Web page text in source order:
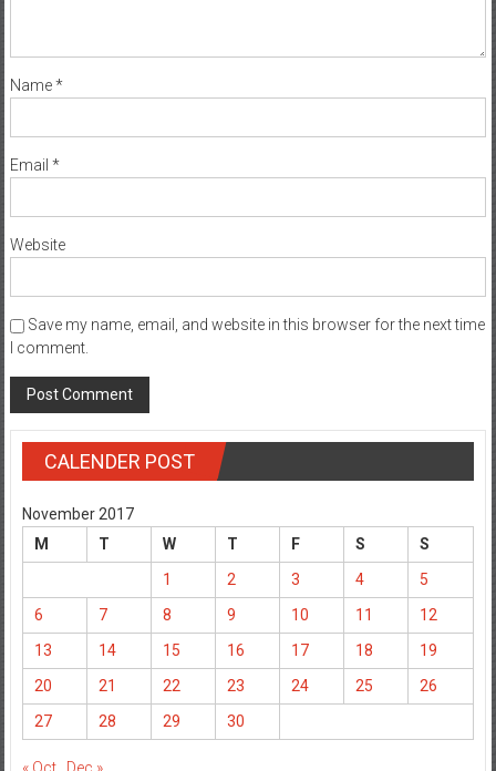
Name*
Email *
Website
Save my name, email, and website in this browser for the next time
I comment.
CALENDER POST
November 2017
M
T W T F S
S
1
2 3 4
5
6
7 8 9 10 11
12
13
14 15 16 17 18
19
20
21 22 23 24 25
26
27
28 29 30